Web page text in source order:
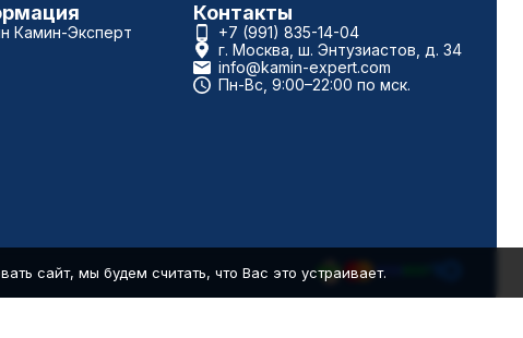
Камин-Эксперт
Контакты
+7 (991) 835-14-04
г. Москва, ш. Энтузиастов, д. 34
info@kamin-expert.com
Пн-Вс, 9:00–22:00 по мск.
сайт, мы будем считать, что Вас это устраивает.